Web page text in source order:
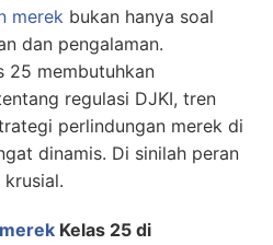
merek bukan hanya soal
dan pengalaman.
25 membutuhkan
regulasi DJKI, tren
perlindungan merek di
dinamis. Di sinilah peran
Kelas 25 di